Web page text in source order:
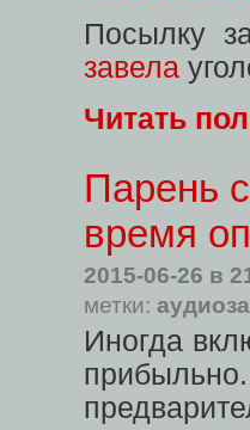
Посылку
завела
Читать
Парень
время
2015-06-26 в
метки:
Иногда